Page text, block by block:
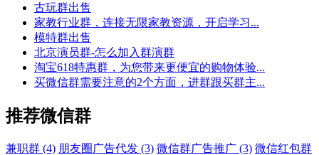
古玩群出售
家教行业群，连接无限家教资源，开启学习...
模特群出售
北京演员群-怎么加入群演群
淘宝618特惠群，为您带来更便宜的购物体验...
买微信群需要注意的2个方面，进群跟买群主...
推荐微信群
兼职群 (4) 朋友圈广告代发 (3) 微信群广告推广 (3) 微信红包群